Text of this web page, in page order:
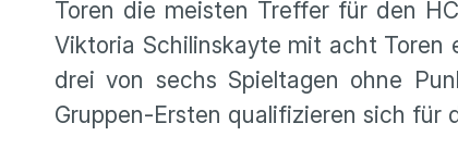
Toren die meisten Treffer für den
Viktoria Schilins­kayte mit acht Toren
drei von sechs Spiel­tagen ohne
Gruppen-Ersten quali­fi­zieren sich für